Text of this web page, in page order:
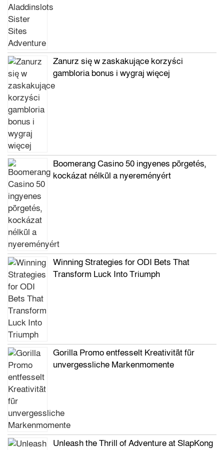
Zanurz się w zaskakujące korzyści
gambloria bonus i wygraj więcej
Boomerang Casino 50 ingyenes pörgetés,
kockázat nélkül a nyereményért
Winning Strategies for ODI Bets That
Transform Luck Into Triumph
Gorilla Promo entfesselt Kreativität für
unvergessliche Markenmomente
Unleash the Thrill of Adventure at SlapKong